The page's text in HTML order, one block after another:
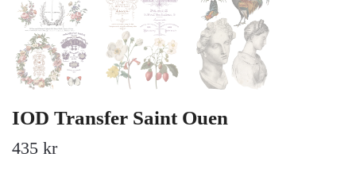
IOD Transfer Saint Ouen
435 kr